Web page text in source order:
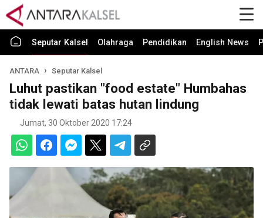
Seputar Kalsel Olahraga Pendidikan English News
ANTARA Seputar Kalsel
Luhut pastikan "food estate" Humbahas
tidak lewati batas hutan lindung
Jumat, 30 Oktober 2020 17:24